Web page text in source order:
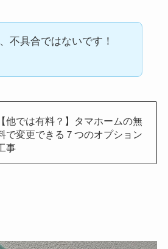
不具合ではないです！
【他では有料？】タマホームの無
で変更できる７つのオプション
事